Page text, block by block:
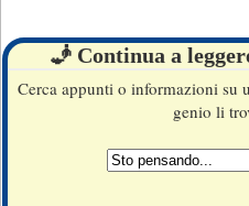
🧞 Continua a
Cerca appunti o informazioni su
genio li